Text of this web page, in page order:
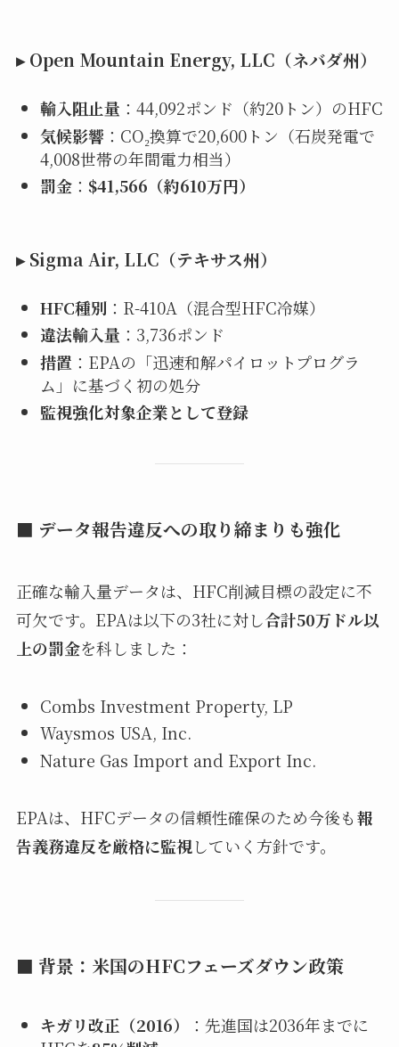
▸Open Mountain Energy, LLC（ネバダ州）
輸入阻止量 ：44,092ポンド（約20トン）のHFC
気候影響 ：CO₂換算で20,600トン（石炭発電で
4,008世帯の年間電力相当）
罰金： $41,566（約610万円）
▸Sigma Air, LLC （テキサス州）
HFC種別：R-410A（混合型HFC冷媒）
違法輸入量 ：3,736ポンド
措置 ：EPAの「迅速和解パイロットプログラ
ム」に基づく初の処分
監視強化対象企業として登録
■ データ報告違反への取り締まりも強化
正確な輸入量データは、HFC削減目標の設定に不
可欠です。EPAは以下の3社に対し合計50万ドル以
上の罰金を科しました：
Combs Investment Property, LP
Waysmos USA, Inc.
Nature Gas Import and Export Inc.
EPAは、HFCデータの信頼性確保のため今後も報
告義務違反を厳格に監視していく方針です。
■ 背景：米国のHFCフェーズダウン政策
キガリ改正（2016）
：先進国は2036年までに